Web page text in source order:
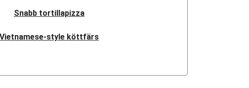
Snabb tortillapizza
Vietnamese-style köttfärs